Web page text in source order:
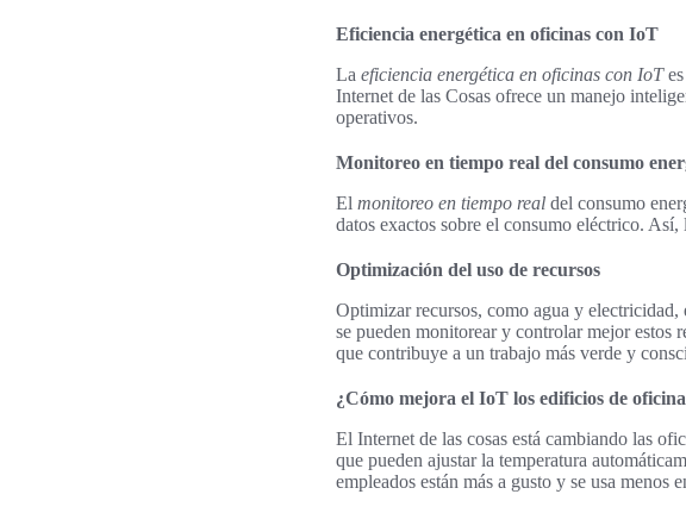
Eficiencia energética en oficinas con IoT
La eficiencia energética en oficinas con IoTes
Internet de las Cosas ofrece un manejo
operativos.
Monitoreo en tiempo real del consumo
El monitoreo en tiempo real del consumo
datos exactos sobre el consumo eléctrico.
Optimización del uso de recursos
Optimizar recursos, como agua y
se pueden monitorear y controlar mejor estos
que contribuye a un trabajo más verde y
¿Cómo mejora el IoT los edificios de
El Internet de las cosas está cambiando las
que pueden ajustar la temperatura
empleados están más a gusto y se usa menos